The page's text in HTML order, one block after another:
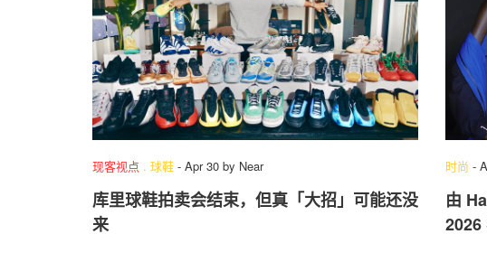
现客视点 . 球鞋 - Apr 30 by Near
库里球鞋拍卖会结束，但真「大招」可能还没
来
时尚 -
由
2026